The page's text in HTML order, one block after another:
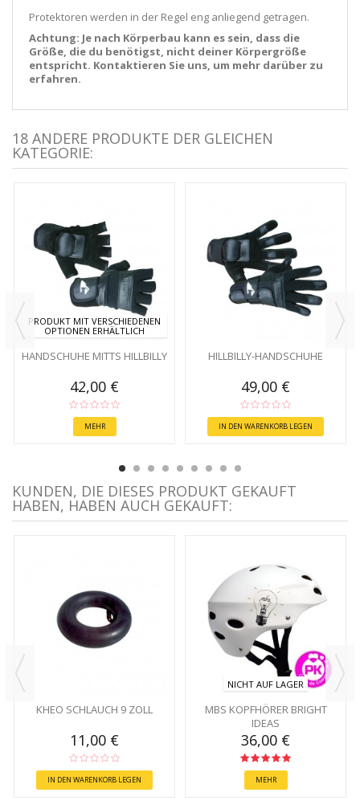
Protektoren werden in der Regel eng anliegend getragen.
Achtung: Je nach Körperbau kann es sein, dass die
Größe, die du benötigst, nicht deiner Körpergröße
entspricht. Kontaktieren Sie uns, um mehr darüber zu
erfahren.
18 ANDERE PRODUKTE DER GLEICHEN
KATEGORIE:
PRODUKT MIT VERSCHIEDENEN
OPTIONEN ERHÄLTLICH
HANDSCHUHE MITTS HILLBILLY
42,00 €
MEHR
HILLBILLY-HANDSCHUHE
49,00 €
IN DEN WARENKORB LEGEN
KUNDEN, DIE DIESES PRODUKT GEKAUFT
HABEN, HABEN AUCH GEKAUFT:
KHEO SCHLAUCH 9 ZOLL
11,00 €
IN DEN WARENKORB LEGEN
NICHT AUF LAGER
MBS KOPFHÖRER BRIGHT
IDEAS
36,00 €
MEHR